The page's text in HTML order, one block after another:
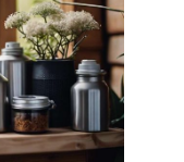
un sol inégal. En
(par
encore plus de
solide.